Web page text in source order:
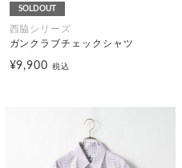
SOLDOUT
西脇シリーズ
ガンクラブチェックシャツ
¥9,900税込